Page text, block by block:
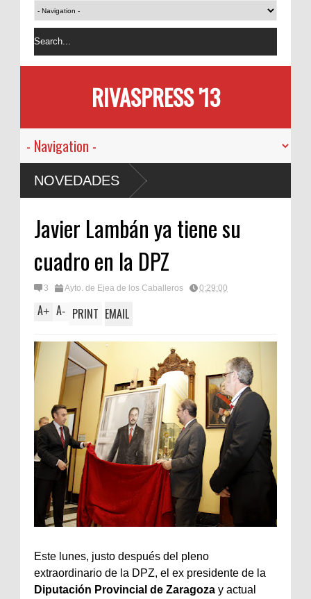
RIVASPRESS '13
NOVEDADES
Javier Lambán ya tiene su
cuadro en la DPZ
3 Ayto. de Ejea de los Caballeros 0:29:00
A+ A- PRINT EMAIL
Este lunes, justo después del pleno
extraordinario de la DPZ, el ex presidente de la
Diputación Provincial de Zaragoza y actual